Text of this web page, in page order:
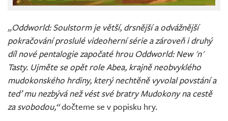
„Oddworld: Soulstorm je větší, drsnější a odvážnější
pokračování proslulé videoherní série a zároveň i druhý
díl nové pentalogie započaté hrou Oddworld: New 'n'
Tasty. Ujměte se opět role Abea, krajně neobvyklého
mudokonského hrdiny, který nechtěně vyvolal povstání a
teď mu nezbývá než vést své bratry Mudokony na cestě
za svobodou,“dočteme se v popisku hry.